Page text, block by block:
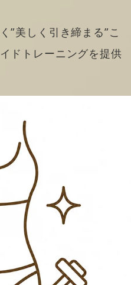
”美しく引き締まる”こ
ドトレーニングを提供